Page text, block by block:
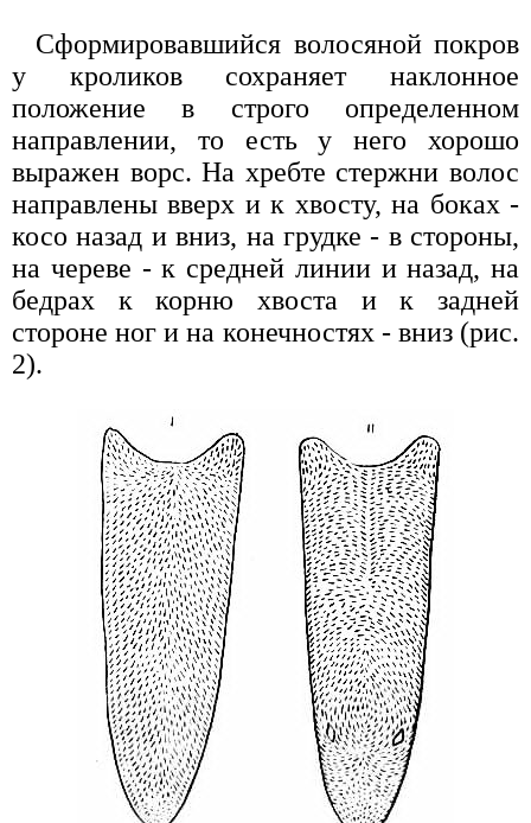
Сформировавшийся волосяной покров
у кроликов сохраняет наклонное
положение в строго определенном
направлении, то есть у него хорошо
выражен ворс. На хребте стержни волос
направлены вверх и к хвосту, на боках -
косо назад и вниз, на грудке - в стороны,
на череве - к средней линии и назад, на
бедрах к корню хвоста и к задней
стороне ног и на конечностях - вниз (рис.
2).